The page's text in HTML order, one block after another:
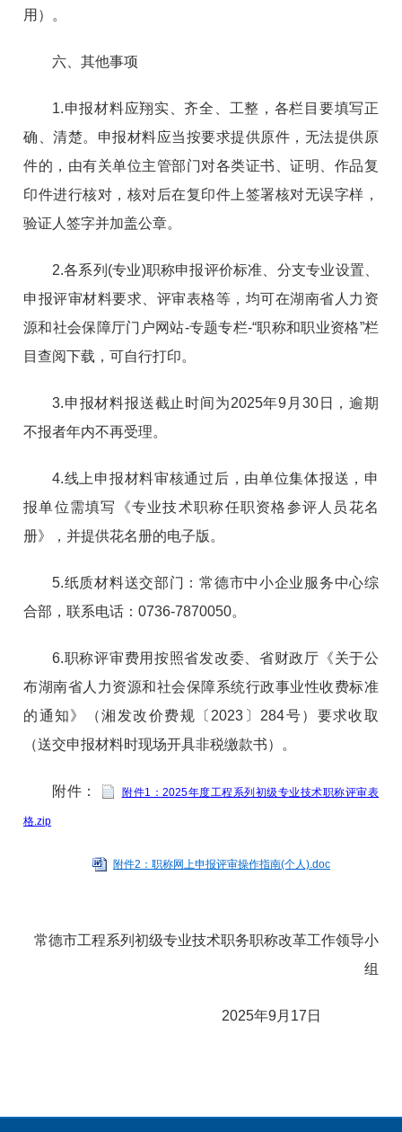
用）。
六、其他事项
1.申报材料应翔实、齐全、工整，各栏目要填写正
确、清楚。申报材料应当按要求提供原件，无法提供原
件的，由有关单位主管部门对各类证书、证明、作品复
印件进行核对，核对后在复印件上签署核对无误字样，
验证人签字并加盖公章。
2.各系列(专业)职称申报评价标准、分支专业设置、
申报评审材料要求、评审表格等，均可在湖南省人力资
源和社会保障厅门户网站-专题专栏-“职称和职业资格”栏
目查阅下载，可自行打印。
3.申报材料报送截止时间为2025年9月30日，逾期
不报者年内不再受理。
4.线上申报材料审核通过后，由单位集体报送，申
报单位需填写《专业技术职称任职资格参评人员花名
册》，并提供花名册的电子版。
5.纸质材料送交部门：常德市中小企业服务中心综
合部，联系电话：0736-7870050。
6.职称评审费用按照省发改委、省财政厅《关于公
布湖南省人力资源和社会保障系统行政事业性收费标准
的通知》（湘发改价费规〔2023〕284号）要求收取
（送交申报材料时现场开具非税缴款书）。
附件： 附件1：2025年度工程系列初级专业技术职称评审表
格.zip
附件2：职称网上申报评审操作指南(个人).doc
常德市工程系列初级专业技术职务职称改革工作领导小
组
2025年9月17日